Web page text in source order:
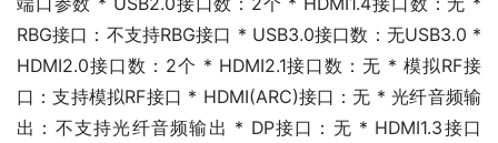
RBG接口：不支持RBG接口 * USB3.0接口数：无USB3.0 *
HDMI2.0接口数：2个 * HDMI2.1接口数：无 * 模拟RF接
口：支持模拟RF接口 * HDMI(ARC)接口：无 * 光纤音频输
出：不支持光纤音频输出 * DP接口：无 * HDMI1.3接口